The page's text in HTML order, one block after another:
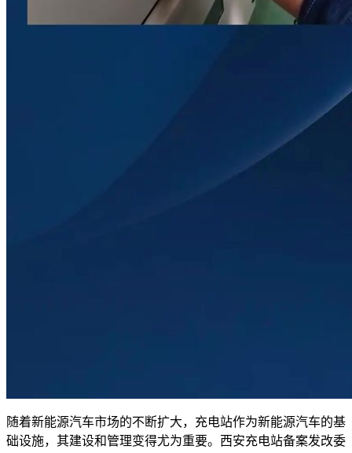
随着新能源汽车市场的不断扩大，充电站作为新能源汽车的基
础设施，其建设和管理变得尤为重要。西安充电站备案发改委